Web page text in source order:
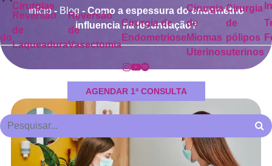
Cirurgias
Reversão
de
Laqueadura
Reversão
de
Vasectomia
Cirurgia de
Endometriose
Cirurgia
de
Miomas
Uterinos
Cirurgia
de
pólipos
uterinos
AGENDAR 1ª CONSULTA
Início- Blog - Como a espessura do endométrio
influencia na fecundação?